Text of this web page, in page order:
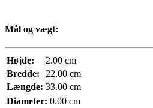
Mål og vægt:
Højde:
2.00 cm
Bredde:
22.00 cm
Længde: 33.00 cm
Diameter: 0.00 cm